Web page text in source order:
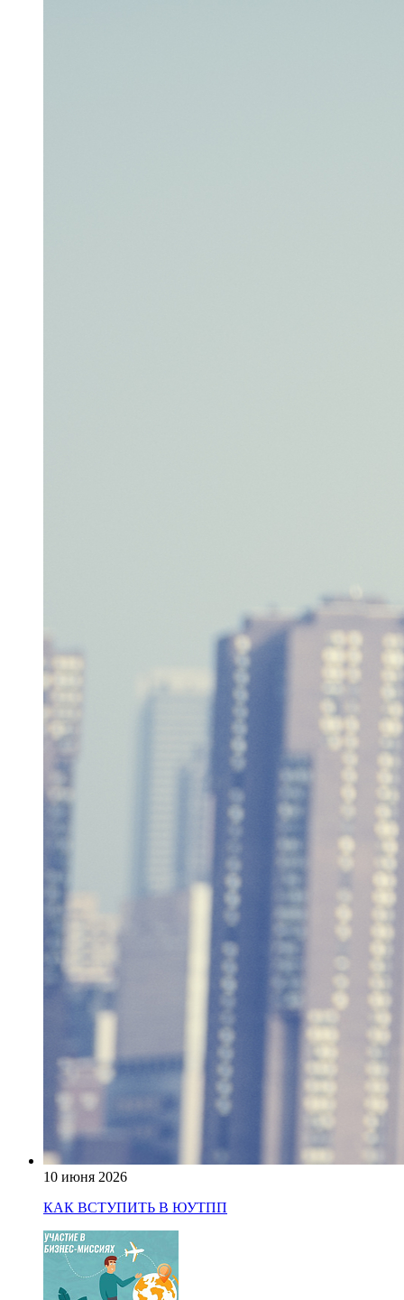
10 июня 2026
КАК ВСТУПИТЬ В ЮУТПП